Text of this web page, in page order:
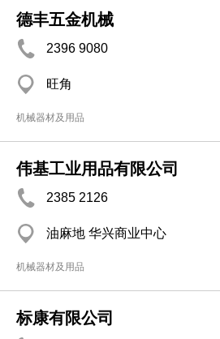
德丰五金机械
2396 9080
旺角
机械器材及用品
伟基工业用品有限公司
2385 2126
油麻地 华兴商业中心
机械器材及用品
标康有限公司